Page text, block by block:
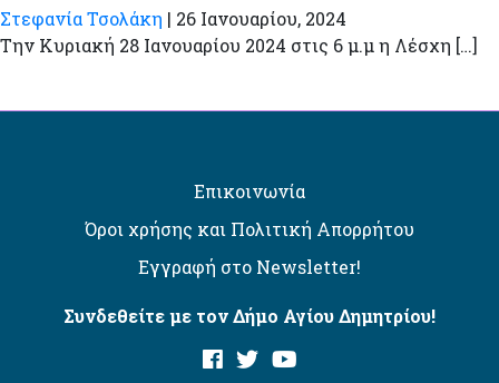
Στεφανία Τσολάκη | 26 Ιανουαρίου, 2024
Την Κυριακή 28 Ιανουαρίου 2024 στις 6 μ.μ η Λέσχη […]
Επικοινωνία
Όροι χρήσης και Πολιτική Απορρήτου
Εγγραφή στο Newsletter!
Συνδεθείτε με τον Δήμο Αγίου Δημητρίου!